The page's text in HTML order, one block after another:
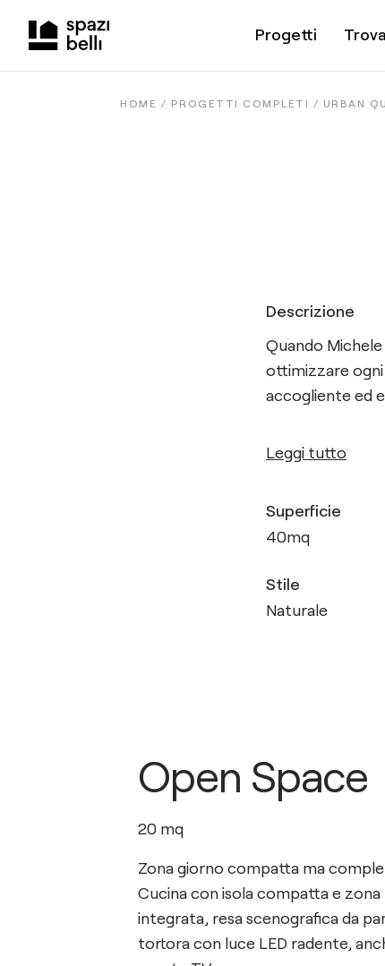
Progetti
HOME / PROGETTI COMPLETI / URBAN
Descrizione
Quando
ottimizzare
accogliente ed
Leggi tutto
Superficie
40mq
Stile
Naturale
Open Space
20 mq
Zona giorno compatta ma
Cucina con isola compatta e zona
integrata, resa scenografica da
tortora con luce LED radente,